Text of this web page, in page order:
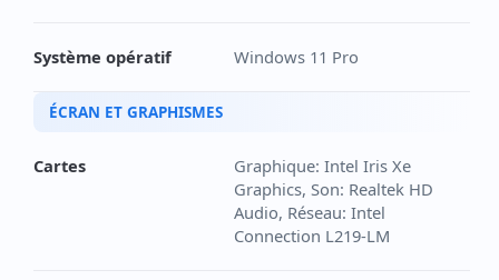
Système opératif Windows 11 Pro
ÉCRAN ET GRAPHISMES
Cartes
Graphique: Intel Iris Xe
Graphics, Son: Realtek HD
Audio, Réseau: Intel
Connection L219-LM